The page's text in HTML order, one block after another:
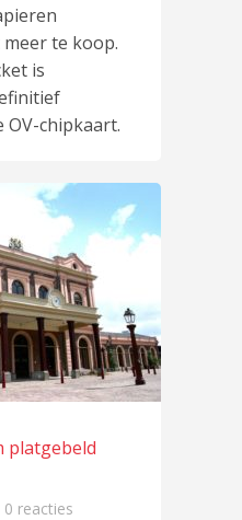
te koop.
is
OV-chipkaart.
platgebeld
0 reacties